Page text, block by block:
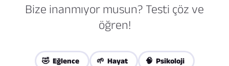
Bize inanmıyor musun? Testi çöz ve
öğren!
🤣 Eğlence 🌱 Hayat 🧠 Psikoloji